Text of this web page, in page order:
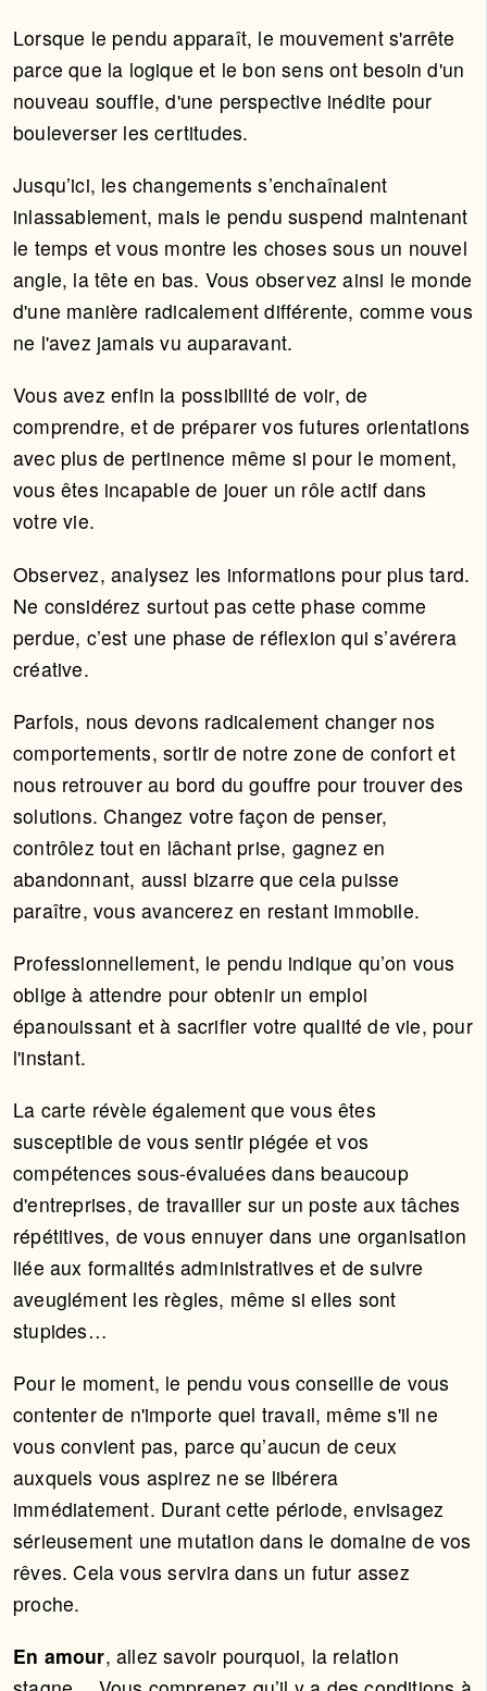
Lorsque le pendu apparaît, le mouvement s'arrête
parce que la logique et le bon sens ont besoin d'un
nouveau souffle, d'une perspective inédite pour
bouleverser les certitudes.
Jusqu’ici, les changements s’enchaînaient
inlassablement, mais le pendu suspend maintenant
le temps et vous montre les choses sous un nouvel
angle, la tête en bas. Vous observez ainsi le monde
d'une manière radicalement différente, comme vous
ne l'avez jamais vu auparavant.
Vous avez enfin la possibilité de voir, de
comprendre, et de préparer vos futures orientations
avec plus de pertinence même si pour le moment,
vous êtes incapable de jouer un rôle actif dans
votre vie.
Observez, analysez les informations pour plus tard.
Ne considérez surtout pas cette phase comme
perdue, c’est une phase de réflexion qui s’avérera
créative.
Parfois, nous devons radicalement changer nos
comportements, sortir de notre zone de confort et
nous retrouver au bord du gouffre pour trouver des
solutions. Changez votre façon de penser,
contrôlez tout en lâchant prise, gagnez en
abandonnant, aussi bizarre que cela puisse
paraître, vous avancerez en restant immobile.
Professionnellement, le pendu indique qu’on vous
oblige à attendre pour obtenir un emploi
épanouissant et à sacrifier votre qualité de vie, pour
l'instant.
La carte révèle également que vous êtes
susceptible de vous sentir piégée et vos
compétences sous-évaluées dans beaucoup
d'entreprises, de travailler sur un poste aux tâches
répétitives, de vous ennuyer dans une organisation
liée aux formalités administratives et de suivre
aveuglément les règles, même si elles sont
stupides…
Pour le moment, le pendu vous conseille de vous
contenter de n'importe quel travail, même s'il ne
vous convient pas, parce qu’aucun de ceux
auxquels vous aspirez ne se libérera
immédiatement. Durant cette période, envisagez
sérieusement une mutation dans le domaine de vos
rêves. Cela vous servira dans un futur assez
proche.
En amour, allez savoir pourquoi, la relation